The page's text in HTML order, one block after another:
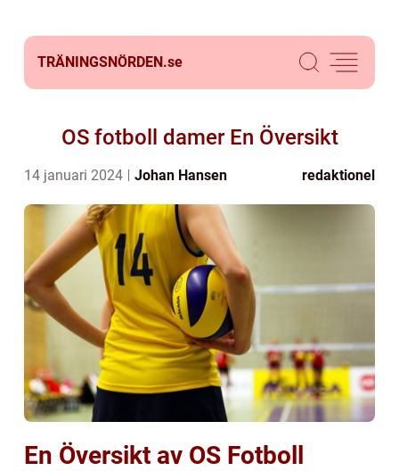
TRÄNINGSNÖRDEN.se
OS fotboll damer En Översikt
14 januari 2024 Johan Hansen redaktionel
En Översikt av OS Fotboll